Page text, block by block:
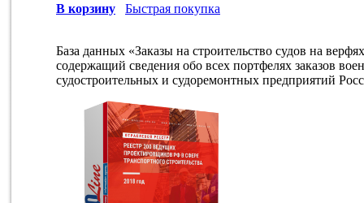
В корзину
Быстрая покупка
База данных «Заказы на строительство судов на
содержащий сведения обо всех портфелях заказов
судостроительных и судоремонтных предприятий